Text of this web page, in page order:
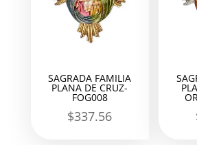
SAGRADA FAMILIA
PLANA DE CRUZ-
FOG008
$337.56